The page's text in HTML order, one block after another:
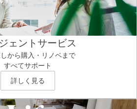
ェントサービス
から購入・リノベまで
すべてサポート
詳しく見る